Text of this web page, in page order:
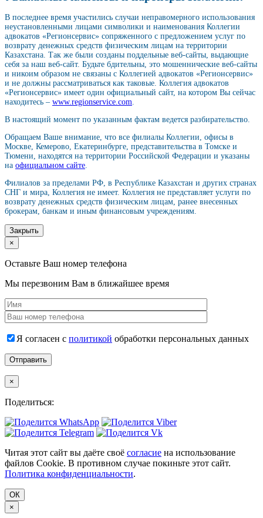
В последнее время участились случаи неправомерного использования
неустановленными лицами символики и наименования Коллегии
адвокатов «Регионсервис» сопряженного с предложением услуг по
возврату денежных средств физическим лицам на территории
Казахстана. Так же были созданы поддельные веб-сайты, выдающие
себя за наш веб-сайт. Будьте бдительны, это мошеннические веб-сайты
и никоим образом не связаны с Коллегией адвокатов «Регионсервис»
и не должны рассматриваться как таковые. Коллегия адвокатов
«Регионсервис» имеет один официальный сайт, на котором Вы сейчас
находитесь – www.regionservice.com
В настоящий момент по указанным фактам ведется разбирательство.
Обращаем Ваше внимание, что все филиалы Коллегии, офисы в
Москве, Кемерово, Екатеринбурге, представительства в Томске и
Тюмени, находятся на территории Российской Федерации и указаны
на официальном сайте
Филиалов за пределами РФ, в Республике Казахстан и других странах
СНГ и мира, Коллегия не имеет. Коллегия не представляет услуги по
возврату денежных средств физическим лицам, ранее внесенных
брокерам, банкам и иным финансовым учреждениям.
Закрыть
×
Оставьте Ваш номер телефона
Мы перезвоним Вам в ближайшее время
Я согласен с политикой обработки персональных данных
×
Поделиться:
Читая этот сайт вы даёте своё согласие на использование
файлов Cookie. В противном случае покиньте этот сайт.
Политика конфиденциальности.
ОК
×